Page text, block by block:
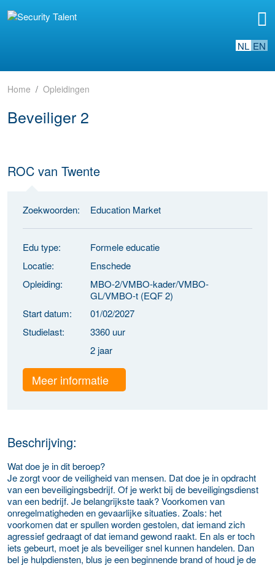
NL EN
Home Opleidingen
Beveiliger 2
ROC van Twente
Zoekwoorden: Education Market
Edu type:
Formele educatie
Locatie:
Enschede
Opleiding:
MBO-2/VMBO-kader/VMBO-
GL/VMBO-t (EQF 2)
Start datum:
01/02/2027
Studielast:
3360 uur
2 jaar
Meer informatie
Beschrijving:
Wat doe je in dit beroep?
Je zorgt voor de veiligheid van mensen. Dat doe je in opdracht
van een beveiligingsbedrijf. Of je werkt bij de beveiligingsdienst
van een bedrijf. Je belangrijkste taak? Voorkomen van
onregelmatigheden en gevaarlijke situaties. Zoals: het
voorkomen dat er spullen worden gestolen, dat iemand zich
agressief gedraagt of dat iemand gewond raakt. En als er toch
iets gebeurt, moet je als beveiliger snel kunnen handelen. Dan
bel je hulpdiensten, blus je een beginnende brand of houd je de